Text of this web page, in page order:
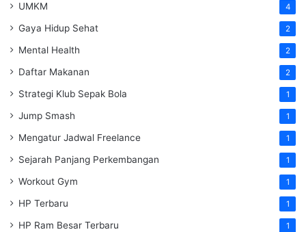
UMKM 4
Gaya Hidup Sehat 2
Mental Health 2
Daftar Makanan 2
Strategi Klub Sepak Bola 1
Jump Smash 1
Mengatur Jadwal Freelance 1
Sejarah Panjang Perkembangan 1
Workout Gym 1
HP Terbaru 1
HP Ram Besar Terbaru 1